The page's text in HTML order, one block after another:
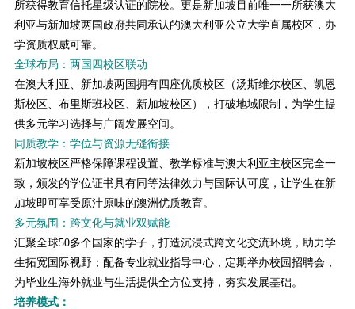
所获得教育信托星级认证的院校。更是新加坡目前唯一一所获澳大
利亚与新加坡两国政府共同承认的澳大利亚公立大学直属校区，办
学资质权威可靠。
全球布局：两国四校区联动
在澳大利亚、新加坡两国拥有四座优质校区（汤斯维尔校区、凯恩
斯校区、布里斯班校区、新加坡校区），打破地域限制，为学生提
供多元学习选择与广阔发展空间。
同质教学：学位与资源无缝衔接
新加坡校区严格保障课程设置、教学标准与澳大利亚主校区完全一
致，颁发的学位证书具有同等法律效力与国际认可度，让学生在新
加坡即可享受原汁原味的澳洲优质教育。
多元氛围：跨文化与就业双赋能
汇聚全球50多个国家的学子，打造沉浸式跨文化交流环境，助力学
生拓宽国际视野；配备专业就业指导中心，定期举办校园招聘会，
为毕业生海外就业与生活提供全方位支持，夯实发展基础。
培养模式：